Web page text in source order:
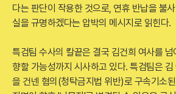
다는 판단이 작용한 것으로, 연휴 반납을 불
실을 규명하겠다는 압박의 메시지로 읽힌다.
특검팀 수사의 칼끝은 결국 김건희 여사를
향할 가능성까지 시사하고 있다. 특검팀은
을 건넨 혐의(청탁금지법 위반)로 구속기소